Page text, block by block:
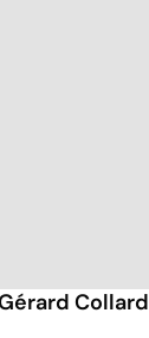
Collard